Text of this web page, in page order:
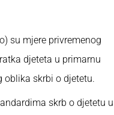
su mjere privremenog
djeteta u primarnu
skrbi o djetetu.
skrb o djetetu u